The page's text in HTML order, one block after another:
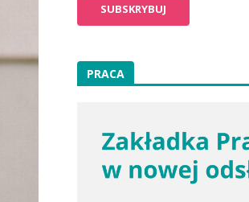
PRACA